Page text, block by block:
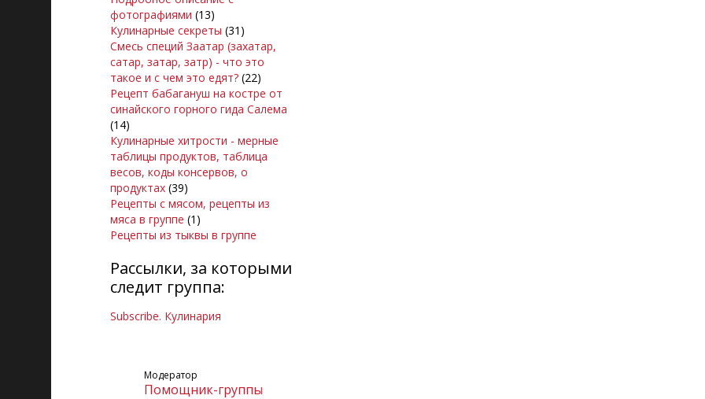
фотографиями (13)
Кулинарные секреты (31)
Смесь специй Заатар (захатар,
сатар, затар, затр) - что это
такое и с чем это едят? (22)
Рецепт бабагануш на костре от
синайского горного гида Салема
(14)
Кулинарные хитрости - мерные
таблицы продуктов, таблица
весов, коды консервов, о
продуктах (39)
Рецепты с мясом, рецепты из
мяса в группе (1)
Рецепты из тыквы в группе
Рассылки, за которыми
следит группа:
Subscribe. Кулинария
Модератор
Помощник-группы